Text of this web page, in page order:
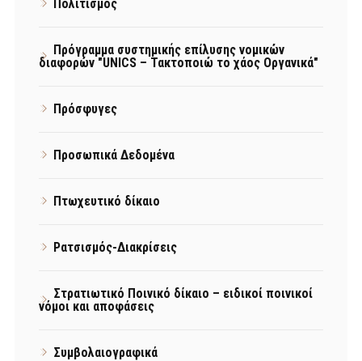
Πολιτισμός
Πρόγραμμα συστημικής επίλυσης νομικών
διαφορών "UNICS – Τακτοποιώ το χάος Οργανικά"
Πρόσφυγες
Προσωπικά Δεδομένα
Πτωχευτικό δίκαιο
Ρατσισμός-Διακρίσεις
Στρατιωτικό Ποινικό δίκαιο – ειδικοί ποινικοί
νόμοι και αποφάσεις
Συμβολαιογραφικά